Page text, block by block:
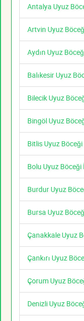
Antalya Uyuz
Artvin Uyuz
Aydın Uyuz
Balıkesir Uyuz
Bilecik Uyuz
Bingöl Uyuz
Bitlis Uyuz
Bolu Uyuz Böceği
Burdur Uyuz
Bursa Uyuz
Çanakkale Uyuz
Çankırı Uyuz
Çorum Uyuz
Denizli Uyuz